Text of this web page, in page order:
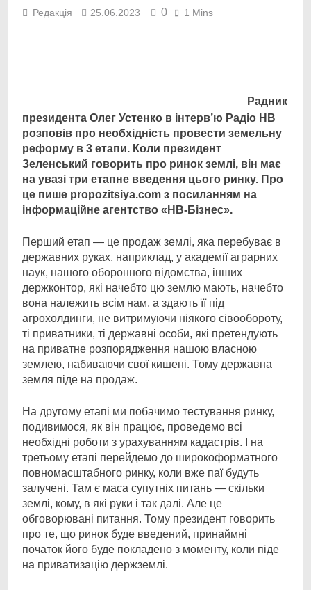
Редакція 25.06.2023 0 1 Mins
Радник
президента Олег Устенко в інтерв’ю Радіо НВ
розповів про необхідність провести земельну
реформу в 3 етапи. Коли президент
Зеленський говорить про ринок землі, він має
на увазі три етапне введення цього ринку. Про
це пише propozitsiya.com з посиланням на
інформаційне агентство «НВ-Бізнес».
Перший етап — це продаж землі, яка перебуває в
державних руках, наприклад, у академії аграрних
наук, нашого оборонного відомства, інших
держконтор, які начебто цю землю мають, начебто
вона належить всім нам, а здають її під
агрохолдинги, не витримуючи ніякого сівообороту,
ті приватники, ті державні особи, які претендують
на приватне розпорядження нашою власною
землею, набиваючи свої кишені. Тому державна
земля піде на продаж.
На другому етапі ми побачимо тестування ринку,
подивимося, як він працює, проведемо всі
необхідні роботи з урахуванням кадастрів. І на
третьому етапі перейдемо до широкоформатного
повномасштабного ринку, коли вже паї будуть
залучені. Там є маса супутніх питань — скільки
землі, кому, в які руки і так далі. Але це
обговорювані питання. Тому президент говорить
про те, що ринок буде введений, принаймні
початок його буде покладено з моменту, коли піде
на приватизацію держземлі.